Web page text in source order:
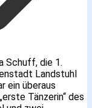
Schuff, die 1.
Landstuhl
ein überaus
Tänzerin“ des